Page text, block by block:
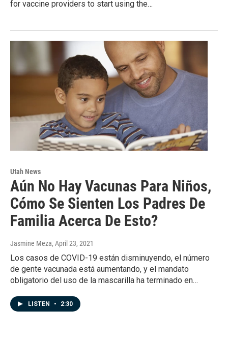
for vaccine providers to start using the…
Utah News
Aún No Hay Vacunas Para Niños,
Cómo Se Sienten Los Padres De
Familia Acerca De Esto?
Jasmine Meza, April 23, 2021
Los casos de COVID-19 están disminuyendo, el número
de gente vacunada está aumentando, y el mandato
obligatorio del uso de la mascarilla ha terminado en…
LISTEN • 2:30